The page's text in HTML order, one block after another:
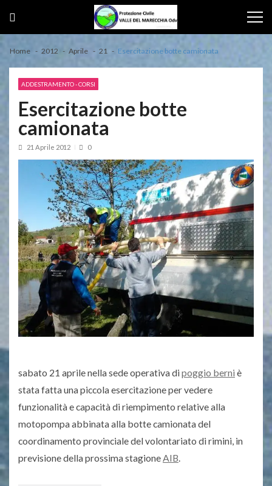
Home 2012 Aprile 21 Esercitazione botte camionata
ADDESTRAMENTO - CORSI
Esercitazione botte
camionata
21 Aprile 2012 0
sabato 21 aprile nella sede operativa dipoggio berni è
stata fatta una piccola esercitazione per vedere
funzionalità e capacità di riempimento relative alla
motopompa abbinata alla botte camionata del
coordinamento provinciale del volontariato di rimini, in
previsione della prossima stagioneAIB.